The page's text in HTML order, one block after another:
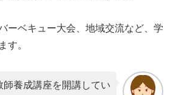
ーベキュー大会、地域交流など、学
す。
師養成講座を開講してい